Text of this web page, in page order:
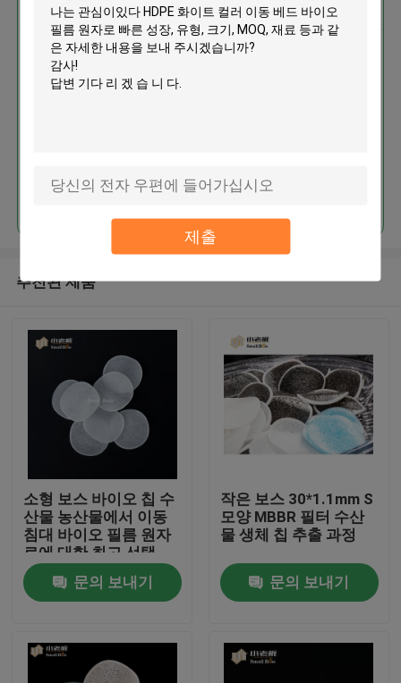
제출
가장 저렴 한 가격 으로
HDPE 화이트 컬러 이동 베드 바이
오 필름 원자로 빠른 성장
계속하다
추천된 제품
소형 보스 바이오 칩 수
산물 농산물에서 이동
침대 바이오 필름 원자
로에 대한 최고 선택
문의 보내기
작은 보스 30*1.1mm S
모양 MBBR 필터 수산
물 생체 칩 추출 과정
문의 보내기